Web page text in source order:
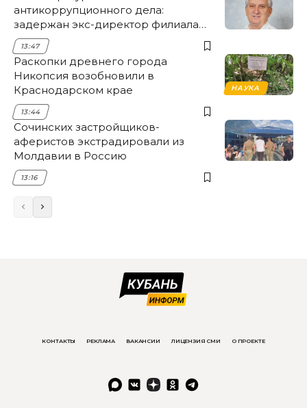
антикоррупционного дела:
задержан экс-директор филиала
НЭСК Крымска
13:47
НАУКА
Раскопки древнего города
Никопсия возобновили в
Краснодарском крае
13:44
Сочинских застройщиков-
аферистов экстрадировали из
Молдавии в Россию
13:16
КОНТАКТЫ РЕКЛАМА ВАКАНСИИ ЛИЦЕНЗИЯ СМИ О ПРОЕКТЕ